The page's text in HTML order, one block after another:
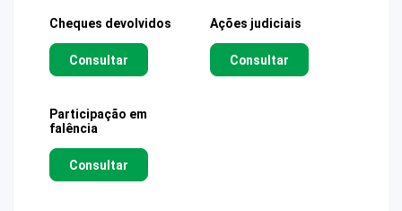
Cheques devolvidos
Consultar
Ações judiciais
Consultar
Participação em
falência
Consultar